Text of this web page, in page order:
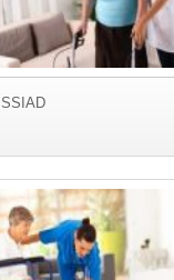
SSIAD